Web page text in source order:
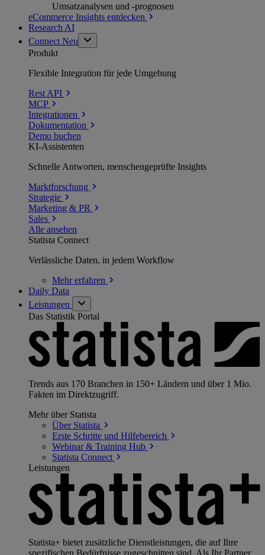
Umsatzanalysen und -prognosen
eCommerce Insights entdecken
Research AI
Connect Neu
Produkt
Flexible Integration für jede Umgebung
Rest API
MCP
Integrationen
Dokumentation
Demo buchen
KI-Assistenten
Schnelle Antworten, menschengeprüfte Insights
Marktforschung
Strategie
Marketing & PR
Sales
Alle ansehen
Statista Connect
Verlässliche Daten, in jedem Workflow
Mehrerfahren
Daily Data
Leistungen
Das Statistik Portal
Trends aus 170 Branchen in 150+ Ländern und über 1 Mio.
Fakten im Direktzugriff.
Mehr über Statista
Über Statista
Erste Schritte und Hilfebereich
Webinar & Training Hub
Statista Connect
Leistungen
Statista+ bietet zusätzliche Dienstleistungen, die auf Ihre
spezifischen Bedürfnisse zugeschnitten sind. Als Ihr Partner